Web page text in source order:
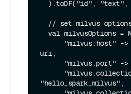
uri,
"hello_spark_milvus",